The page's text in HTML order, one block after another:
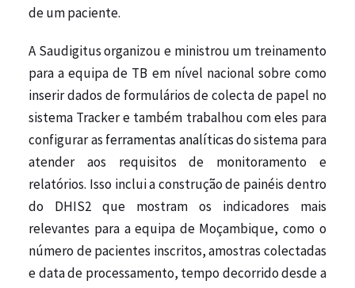
de um paciente.
A Saudigitus organizou e ministrou um treinamento
para a equipa de TB em nível nacional sobre como
inserir dados de formulários de colecta de papel no
sistema Tracker e também trabalhou com eles para
configurar as ferramentas analíticasdo sistema para
atender aos requisitos de monitoramento e
relatórios. Isso inclui a construção de painéis dentro
do DHIS2 que mostram os indicadores mais
relevantes para a equipa de Moçambique, como o
número de pacientes inscritos, amostras colectadas
e data de processamento, tempo decorrido desde a